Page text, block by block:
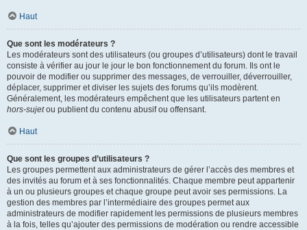
Haut
Que sont les modérateurs ?
Les modérateurs sont des utilisateurs (ou groupes d’utilisateurs) dont le travail
consiste à vérifier au jour le jour le bon fonctionnement du forum. Ils ont le
pouvoir de modifier ou supprimer des messages, de verrouiller, déverrouiller,
déplacer, supprimer et diviser les sujets des forums qu’ils modèrent.
Généralement, les modérateurs empêchent que les utilisateurs partent en
hors-sujetou publient du contenu abusif ou offensant.
Haut
Que sont les groupes d’utilisateurs ?
Les groupes permettent aux administrateurs de gérer l’accès des membres et
des invités au forum et à ses fonctionnalités. Chaque membre peut appartenir
à un ou plusieurs groupes et chaque groupe peut avoir ses permissions. La
gestion des membres par l’intermédiaire des groupes permet aux
administrateurs de modifier rapidement les permissions de plusieurs membres
à la fois, telles qu’ajouter des permissions de modération ou rendre accessible